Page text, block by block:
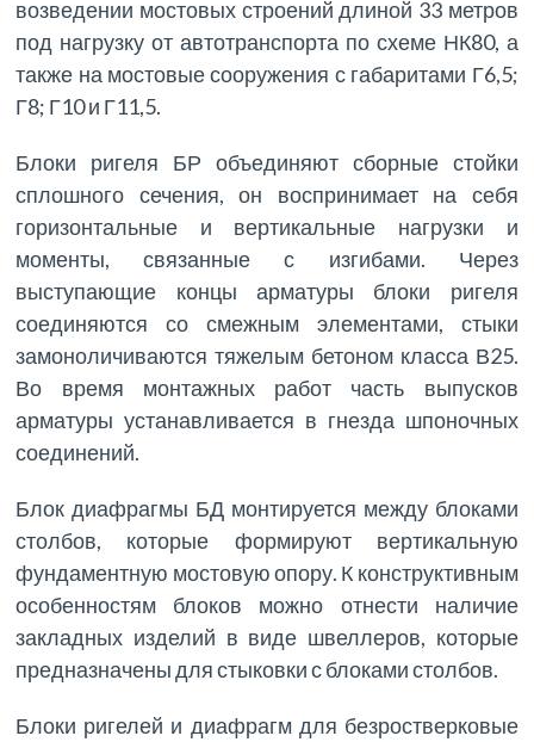
возведении мостовых строений длиной 33 метров
под нагрузку от автотранспорта по схеме НК80, а
также на мостовые сооружения с габаритами Г6,5;
Г8; Г10 и Г11,5.
Блоки ригеля БР объединяют сборные стойки
сплошного сечения, он воспринимает на себя
горизонтальные и вертикальные нагрузки и
моменты, связанные с изгибами. Через
выступающие концы арматуры блоки ригеля
соединяются со смежным элементами, стыки
замоноличиваются тяжелым бетоном класса В25.
Во время монтажных работ часть выпусков
арматуры устанавливается в гнезда шпоночных
соединений.
Блок диафрагмы БД монтируется между блоками
столбов, которые формируют вертикальную
фундаментную мостовую опору. К конструктивным
особенностям блоков можно отнести наличие
закладных изделий в виде швеллеров, которые
предназначены для стыковки с блоками столбов.
Блоки ригелей и диафрагм для безростверковые